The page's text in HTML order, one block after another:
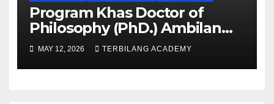
Program Khas Doctor of
Philosophy (PhD.) Ambilan
September 2026 Kini Dibuka
MAY 12, 2026 TERBILANG ACADEMY